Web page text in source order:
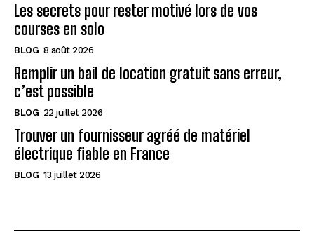
Les secrets pour rester motivé lors de vos
courses en solo
BLOG 8 août 2026
Remplir un bail de location gratuit sans erreur,
c’est possible
BLOG 22 juillet 2026
Trouver un fournisseur agréé de matériel
électrique fiable en France
BLOG 13 juillet 2026